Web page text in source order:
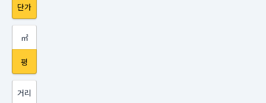
단가
㎡
평
거리